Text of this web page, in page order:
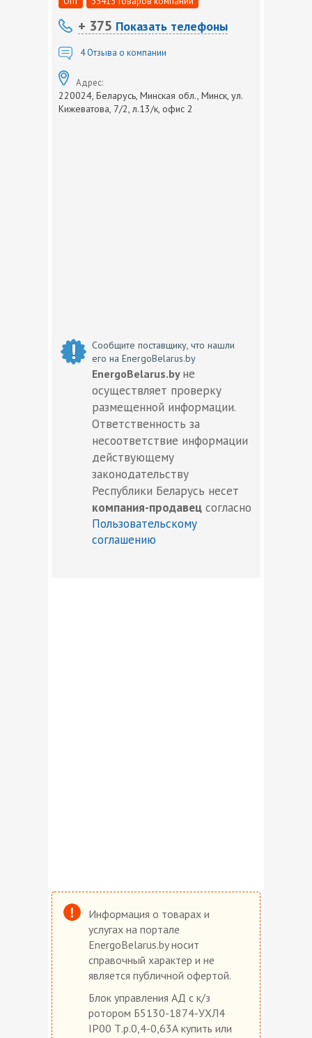
+ 375 Показать телефоны
4Отзыва о компании
Адрес:
220024, Беларусь, Минская обл., Минск, ул.
Кижеватова, 7/2, л.13/к, офис 2
Сообщите поставщику, что нашли
его на EnergoBelarus.by
EnergoBelarus.by не
осуществляет проверку
размещенной информации.
Ответственность за
несоответствие информации
действующему
законодательству
Республики Беларусь несет
компания-продавец согласно
Пользовательскому
соглашению
Информация о товарах и
услугах на портале
EnergoBelarus.by носит
справочный характер и не
является публичной офертой.
Блок управления АД с к/з
ротором Б5130-1874-УХЛ4
IP00 Т.р.0,4-0,63А купить или